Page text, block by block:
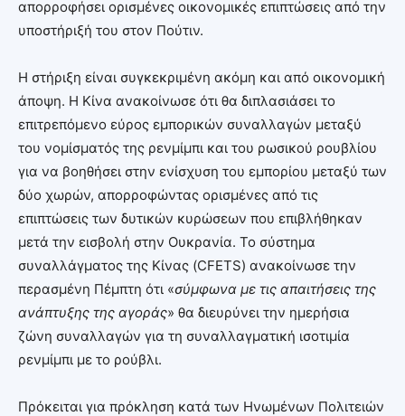
απορροφήσει ορισμένες οικονομικές επιπτώσεις από την
υποστήριξή του στον Πούτιν.
Η στήριξη είναι συγκεκριμένη ακόμη και από οικονομική
άποψη. Η Κίνα ανακοίνωσε ότι θα διπλασιάσει το
επιτρεπόμενο εύρος εμπορικών συναλλαγών μεταξύ
του νομίσματός της ρενμίμπι και του ρωσικού ρουβλίου
για να βοηθήσει στην ενίσχυση του εμπορίου μεταξύ των
δύο χωρών, απορροφώντας ορισμένες από τις
επιπτώσεις των δυτικών κυρώσεων που επιβλήθηκαν
μετά την εισβολή στην Ουκρανία. Το σύστημα
συναλλάγματος της Κίνας (CFETS) ανακοίνωσε την
περασμένη Πέμπτη ότι «σύμφωνα με τις απαιτήσεις της
ανάπτυξης της αγοράς» θα διευρύνει την ημερήσια
ζώνη συναλλαγών για τη συναλλαγματική ισοτιμία
ρενμίμπι με το ρούβλι.
Πρόκειται για πρόκληση κατά των Ηνωμένων Πολιτειών